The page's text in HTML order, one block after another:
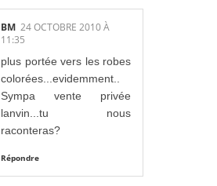
BM 24 OCTOBRE 2010 À
11:35
plus portée vers les robes
colorées...evidemment..
Sympa vente privée
lanvin...tu nous
raconteras?
Répondre